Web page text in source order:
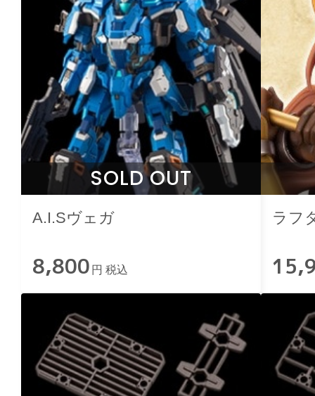
SOLD OUT
A.I.Sヴェガ
8,800 円 税込
ラフ